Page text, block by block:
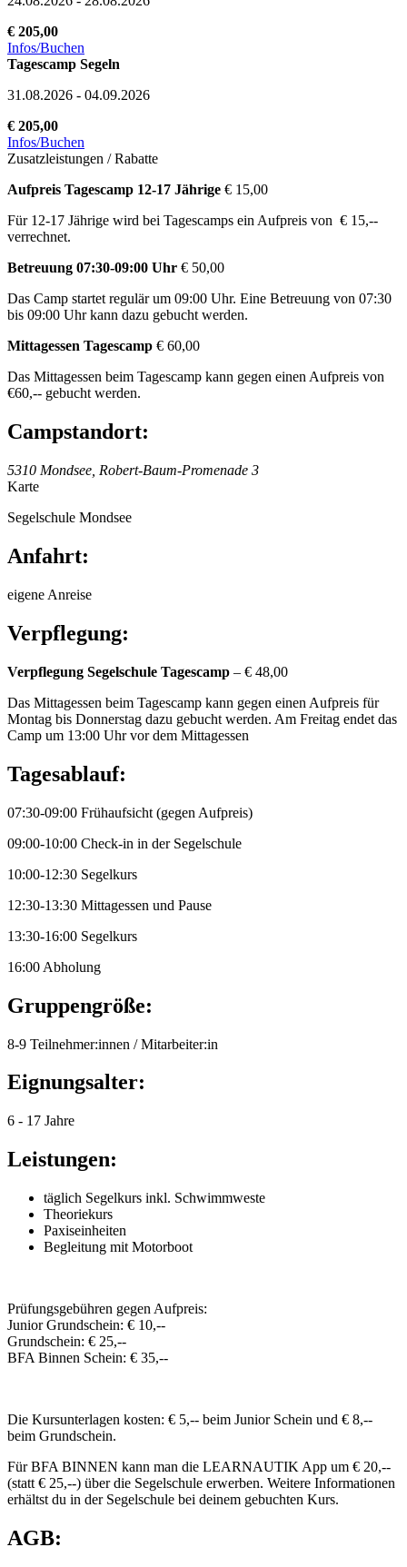
€ 205,00
Infos/Buchen
Tagescamp Segeln
31.08.2026 - 04.09.2026
€ 205,00
Infos/Buchen
Zusatzleistungen / Rabatte
Aufpreis Tagescamp 12-17 Jährige € 15,00
Für 12-17 Jährige wird bei Tagescamps ein Aufpreis von € 15,--
verrechnet.
Betreuung 07:30-09:00 Uhr € 50,00
Das Camp startet regulär um 09:00 Uhr. Eine Betreuung von 07:30
bis 09:00 Uhr kann dazu gebucht werden.
Mittagessen Tagescamp € 60,00
Das Mittagessen beim Tagescamp kann gegen einen Aufpreis von
€60,-- gebucht werden.
Campstandort:
5310 Mondsee, Robert-Baum-Promenade 3
Karte
Segelschule Mondsee
Anfahrt:
eigene Anreise
Verpflegung:
Verpflegung Segelschule Tagescamp – € 48,00
Das Mittagessen beim Tagescamp kann gegen einen Aufpreis für
Montag bis Donnerstag dazu gebucht werden. Am Freitag endet das
Camp um 13:00 Uhr vor dem Mittagessen
Tagesablauf:
07:30-09:00 Frühaufsicht (gegen Aufpreis)
09:00-10:00 Check-in in der Segelschule
10:00-12:30 Segelkurs
12:30-13:30 Mittagessen und Pause
13:30-16:00 Segelkurs
16:00 Abholung
Gruppengröße:
8-9 Teilnehmer:innen / Mitarbeiter:in
Eignungsalter:
6 - 17 Jahre
Leistungen:
täglich Segelkurs inkl. Schwimmweste
Theoriekurs
Paxiseinheiten
Begleitung mit Motorboot
Prüfungsgebühren gegen Aufpreis:
Junior Grundschein: € 10,--
Grundschein: € 25,--
BFA Binnen Schein: € 35,--
Die Kursunterlagen kosten: € 5,-- beim Junior Schein und € 8,--
beim Grundschein.
Für BFA BINNEN kann man die LEARNAUTIK App um € 20,--
(statt € 25,--) über die Segelschule erwerben. Weitere Informationen
erhältst du in der Segelschule bei deinem gebuchten Kurs.
AGB: